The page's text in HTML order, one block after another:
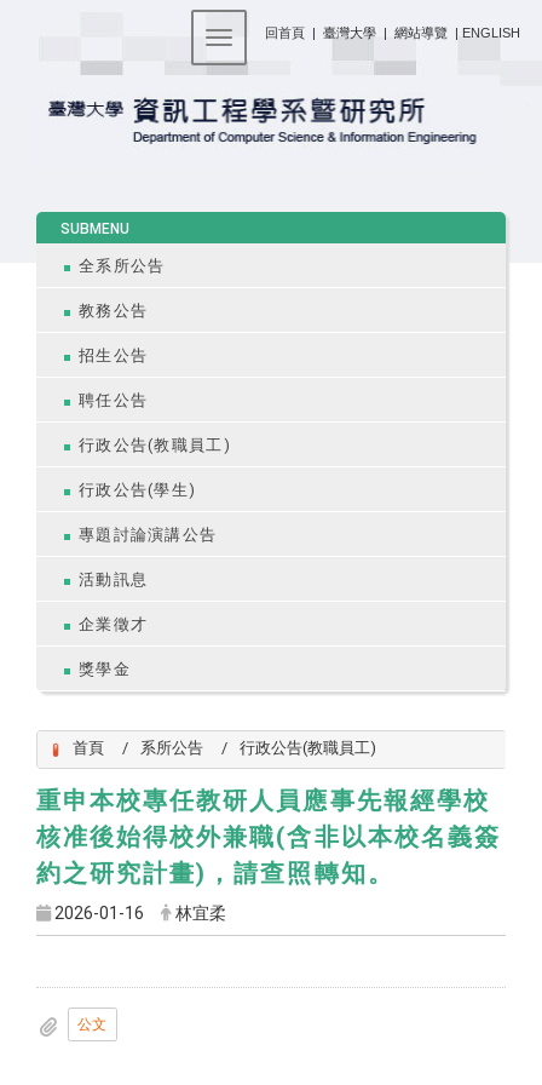
回首頁 | 臺灣大學 | 網站導覽 | ENGLISH
Toggle navigation
SUBMENU
全系所公告
教務公告
招生公告
聘任公告
行政公告(教職員工)
行政公告(學生)
專題討論演講公告
活動訊息
企業徵才
獎學金
首頁 系所公告 行政公告(教職員工)
重申本校專任教研人員應事先報經學校
核准後始得校外兼職(含非以本校名義簽
約之研究計畫) ，請查照轉知。
2026-01-16 林宜柔
公文